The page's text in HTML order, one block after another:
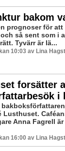
bakom
prognoser för
så sent som i
Tyvärr är lä...
10:03 av Lina
forsätter
i
Lusthuset.
Anna Fagrell
16:00 av Lina